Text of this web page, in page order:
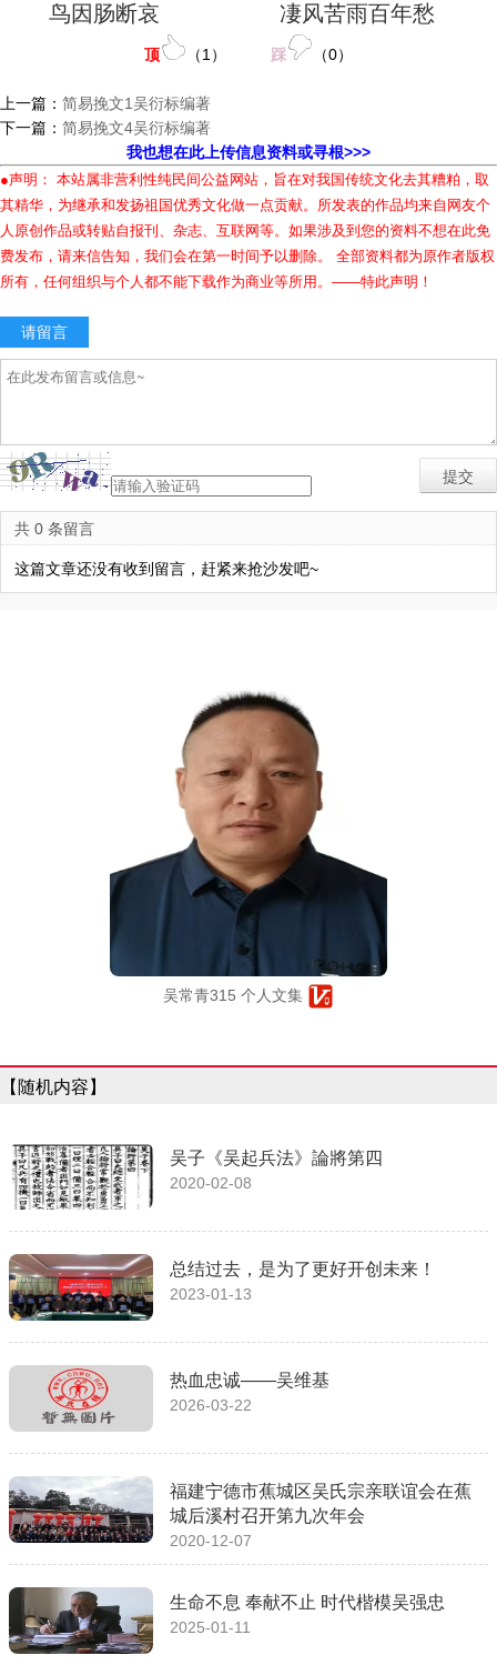
鸟因肠断哀 凄风苦雨百年愁
顶 （1 ） 踩 （0）
上一篇： 简易挽文1吴衍标编著
下一篇： 简易挽文4吴衍标编著
我也想在此上传信息资料或寻根>>>
●声明： 本站属非营利性纯民间公益网站，旨在对我国传统文化去其糟粕，取
其精华，为继承和发扬祖国优秀文化做一点贡献。所发表的作品均来自网友个
人原创作品或转贴自报刊、杂志、互联网等。如果涉及到您的资料不想在此免
费发布，请来信告知，我们会在第一时间予以删除。 全部资料都为原作者版权
所有，任何组织与个人都不能下载作为商业等所用。——特此声明！
请留言
共 0 条留言
这篇文章还没有收到留言，赶紧来抢沙发吧~
吴常青315 个人文集
【随机内容】
吴子《吴起兵法》論將第四
2020-02-08
总结过去，是为了更好开创未来！
2023-01-13
热血忠诚——吴维基
2026-03-22
福建宁德市蕉城区吴氏宗亲联谊会在蕉
城后溪村召开第九次年会
2020-12-07
生命不息 奉献不止 时代楷模吴强忠
2025-01-11